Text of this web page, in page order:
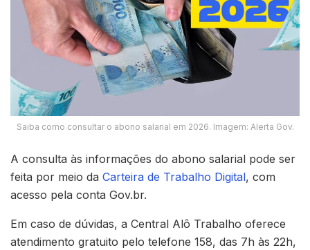
Saiba como consultar o abono salarial em 2026. Imagem: Alerta Gov.
A consulta às informações do abono salarial pode ser
feita por meio da Carteira de Trabalho Digital, com
acesso pela conta Gov.br.
Em caso de dúvidas, a Central Alô Trabalho oferece
atendimento gratuito pelo telefone 158, das 7h às 22h,